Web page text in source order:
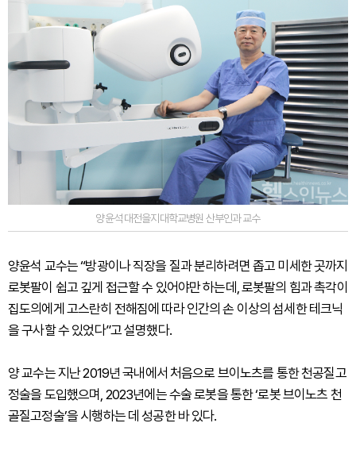
양윤석 대전을지대학교병원 산부인과 교수
양윤석 교수는 “방광이나 직장을 질과 분리하려면 좁고 미세한 곳까지
로봇팔이 쉽고 깊게 접근할 수 있어야만 하는데, 로봇팔의 힘과 촉각이
집도의에게 고스란히 전해짐에 따라 인간의 손 이상의 섬세한 테크닉
을 구사할 수 있었다”고 설명했다.
양 교수는 지난 2019년 국내에서 처음으로 브이노츠를 통한 천공질고
정술을 도입했으며, 2023년에는 수술 로봇을 통한 ‘로봇 브이노츠 천
골질고정술’을 시행하는 데 성공한 바 있다.